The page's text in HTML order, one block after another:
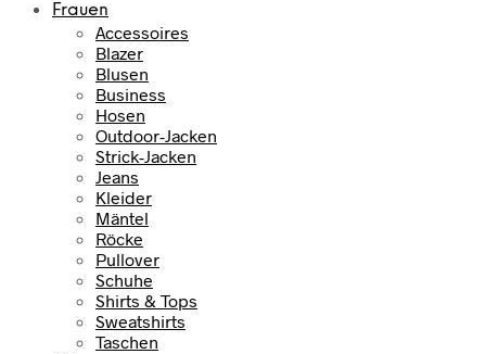
Frauen
Accessoires
Blazer
Blusen
Business
Hosen
Outdoor-Jacken
Strick-Jacken
Jeans
Kleider
Mäntel
Röcke
Pullover
Schuhe
Shirts & Tops
Sweatshirts
Taschen